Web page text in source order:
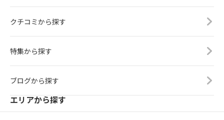
クチコミから探す
特集から探す
ブログから探す
エリアから探す